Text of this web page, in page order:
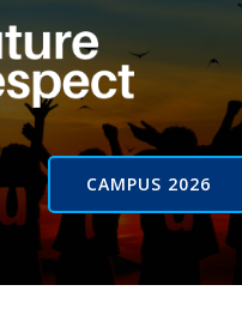
contenuto
CAMPUS 2026